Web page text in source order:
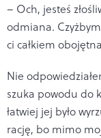
– Och, jesteś
odmiana.
ci całkiem
Nie
szuka powodu do
łatwiej jej było
rację, bo mimo